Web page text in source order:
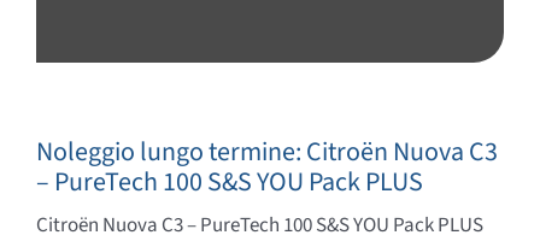
Noleggio lungo termine: Citroën Nuova C3
– PureTech 100 S&S YOU Pack PLUS
Citroën Nuova C3 – PureTech 100 S&S YOU Pack PLUS